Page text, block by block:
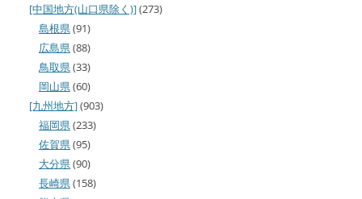
[中国地方(山口県除く)](273)
島根県(91)
広島県(88)
鳥取県(33)
岡山県(60)
[九州地方](903)
福岡県(233)
佐賀県(95)
大分県(90)
長崎県(158)